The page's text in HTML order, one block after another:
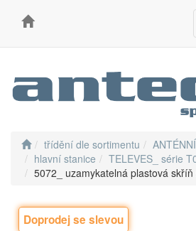
třídění dle sortimentu
hlavní stanice
TELEVES_ série
5072_ uzamykatelná plastová skříň
Doprodej se slevou